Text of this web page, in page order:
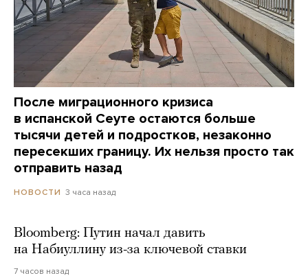
После миграционного кризиса
в испанской Сеуте остаются больше
тысячи детей и подростков, незаконно
пересекших границу. Их нельзя просто так
отправить назад
НОВОСТИ 3 часа назад
Bloomberg: Путин начал давить
на Набиуллину из-за ключевой ставки
7 часов назад